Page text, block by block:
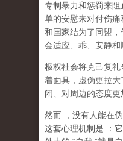
专制暴力和惩罚来
单的安慰来对付伤
和国家结为了同盟
会适应、乖、安静和
极权社会将克己复
着面具，虚伪更拉
闭、对周边的态度更
然而 ，没有人能在
这套心理机制是
：